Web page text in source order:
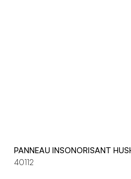
PANNEAU INSONORISANT
40112